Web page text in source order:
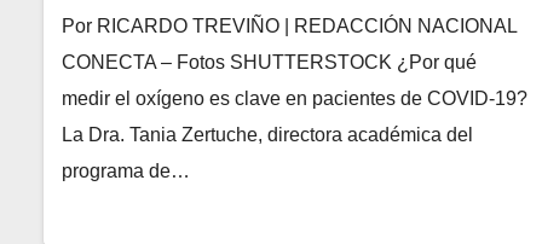
Por RICARDO TREVIÑO | REDACCIÓN NACIONAL
CONECTA – Fotos SHUTTERSTOCK ¿Por qué
medir el oxígeno es clave en pacientes de COVID-19?
La Dra. Tania Zertuche, directora académica del
programa de…